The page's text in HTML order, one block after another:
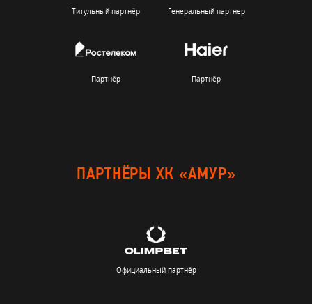
Титульный партнёр Генеральный партнер
Партнёр Партнёр
ПАРТНЁРЫ ХК «АМУР»
Официальный партнёр